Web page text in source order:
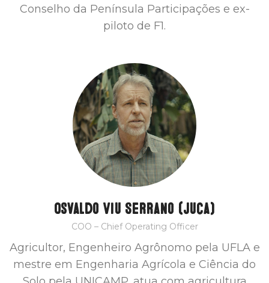
Conselho da Península Participações e ex-
piloto de F1.
Osvaldo Viu Serrano (Juca)
COO – Chief Operating Officer
Agricultor, Engenheiro Agrônomo pela UFLA e
mestre em Engenharia Agrícola e Ciência do